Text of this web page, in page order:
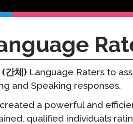
STAMP Pro
STAMP 의료
STAMP ASL을 위한
비디오 튜토리얼
숙박 시설
블로그
신뢰 &
(간체) Language Raters to
and Speaking responses.
a powerful and
qualified individuals